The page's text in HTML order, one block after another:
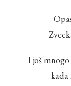
I još
kada